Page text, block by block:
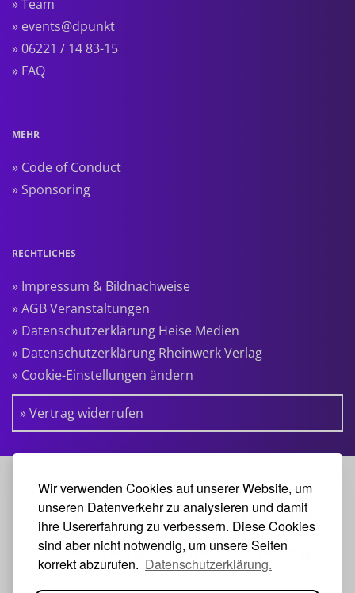
Wir verwenden Cookies auf unserer Website, um
unseren Datenverkehr zu analysieren und damit
ihre Usererfahrung zu verbessern. Diese Cookies
sind aber nicht notwendig, um unsere Seiten
korrekt abzurufen. Datenschutzerklärung.
» Team
» events@dpunkt
» 06221 / 14 83-15
» FAQ
MEHR
» Code of Conduct
» Sponsoring
RECHTLICHES
» Impressum & Bildnachweise
» AGB Veranstaltungen
» Datenschutzerklärung Heise Medien
» Datenschutzerklärung Rheinwerk Verlag
» Cookie-Einstellungen ändern
» Vertrag widerrufen
KOOPERATIONSPARTNER:
VERANSTALTER: